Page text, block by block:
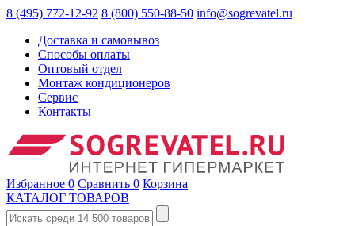
8 (495) 772-12-92 8 (800) 550-88-50 info@sogrevatel.ru
Доставка и самовывоз
Способы оплаты
Оптовый отдел
Монтаж кондиционеров
Сервис
Контакты
Избранное 0 Сравнить 0 Корзина
КАТАЛОГ ТОВАРОВ